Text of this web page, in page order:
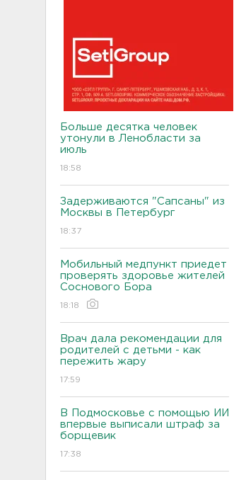
Больше десятка человек
утонули в Ленобласти за
июль
18:58
Задерживаются "Сапсаны" из
Москвы в Петербург
18:37
Мобильный медпункт приедет
проверять здоровье жителей
Соснового Бора
18:18
Врач дала рекомендации для
родителей с детьми - как
пережить жару
17:59
В Подмосковье с помощью ИИ
впервые выписали штраф за
борщевик
17:38